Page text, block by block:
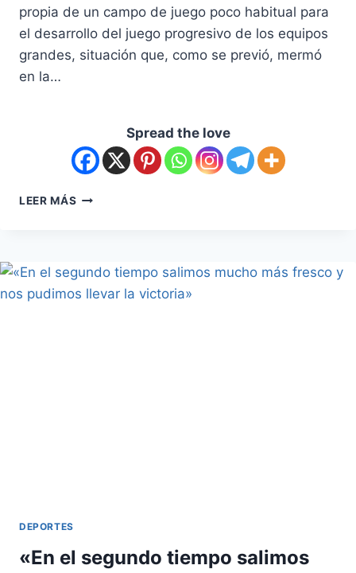
propia de un campo de juego poco habitual para
el desarrollo del juego progresivo de los equipos
grandes, situación que, como se previó, mermó
en la…
Spread the love
LEER MÁS
DEPORTES
«En el segundo tiempo salimos